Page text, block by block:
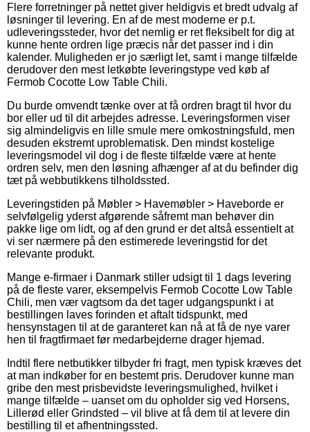
Flere forretninger på nettet giver heldigvis et bredt udvalg af
løsninger til levering. En af de mest moderne er p.t.
udleveringssteder, hvor det nemlig er ret fleksibelt for dig at
kunne hente ordren lige præcis når det passer ind i din
kalender. Muligheden er jo særligt let, samt i mange tilfælde
derudover den mest letkøbte leveringstype ved køb af
Fermob Cocotte Low Table Chili.
Du burde omvendt tænke over at få ordren bragt til hvor du
bor eller ud til dit arbejdes adresse. Leveringsformen viser
sig almindeligvis en lille smule mere omkostningsfuld, men
desuden ekstremt uproblematisk. Den mindst kostelige
leveringsmodel vil dog i de fleste tilfælde være at hente
ordren selv, men den løsning afhænger af at du befinder dig
tæt på webbutikkens tilholdssted.
Leveringstiden på Møbler > Havemøbler > Haveborde er
selvfølgelig yderst afgørende såfremt man behøver din
pakke lige om lidt, og af den grund er det altså essentielt at
vi ser nærmere på den estimerede leveringstid for det
relevante produkt.
Mange e-firmaer i Danmark stiller udsigt til 1 dags levering
på de fleste varer, eksempelvis Fermob Cocotte Low Table
Chili, men vær vagtsom da det tager udgangspunkt i at
bestillingen laves forinden et aftalt tidspunkt, med
hensynstagen til at de garanteret kan nå at få de nye varer
hen til fragtfirmaet før medarbejderne drager hjemad.
Indtil flere netbutikker tilbyder fri fragt, men typisk kræves det
at man indkøber for en bestemt pris. Derudover kunne man
gribe den mest prisbevidste leveringsmulighed, hvilket i
mange tilfælde – uanset om du opholder sig ved Horsens,
Lillerød eller Grindsted – vil blive at få dem til at levere din
bestilling til et afhentningssted.